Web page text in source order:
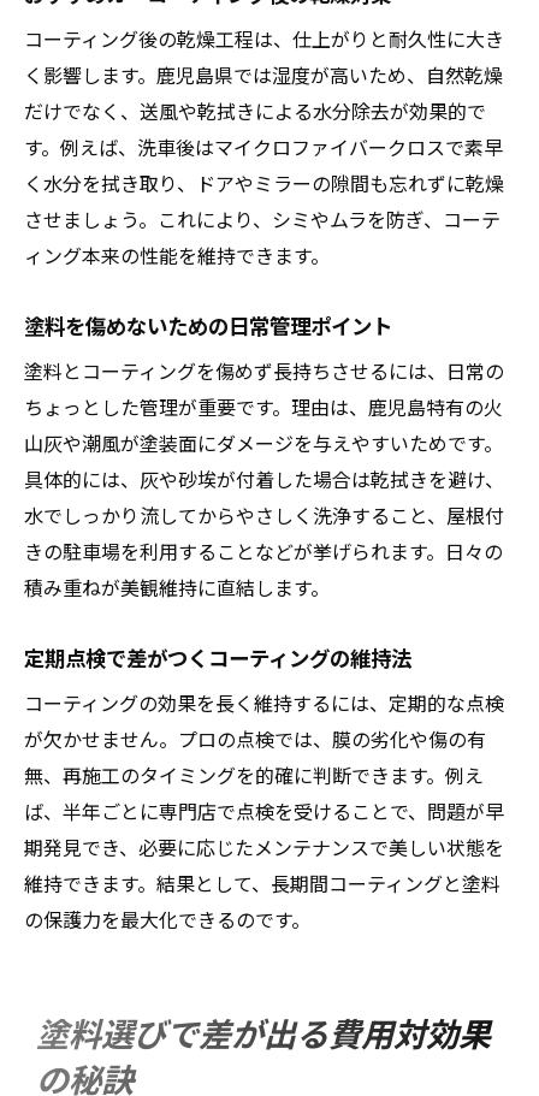
コーティング後の乾燥工程は、仕上がりと耐久性に大き
く影響します。鹿児島県では湿度が高いため、自然乾燥
だけでなく、送風や乾拭きによる水分除去が効果的で
す。例えば、洗車後はマイクロファイバークロスで素早
く水分を拭き取り、ドアやミラーの隙間も忘れずに乾燥
させましょう。これにより、シミやムラを防ぎ、コーテ
ィング本来の性能を維持できます。
塗料を傷めないための日常管理ポイント
塗料とコーティングを傷めず長持ちさせるには、日常の
ちょっとした管理が重要です。理由は、鹿児島特有の火
山灰や潮風が塗装面にダメージを与えやすいためです。
具体的には、灰や砂埃が付着した場合は乾拭きを避け、
水でしっかり流してからやさしく洗浄すること、屋根付
きの駐車場を利用することなどが挙げられます。日々の
積み重ねが美観維持に直結します。
定期点検で差がつくコーティングの維持法
コーティングの効果を長く維持するには、定期的な点検
が欠かせません。プロの点検では、膜の劣化や傷の有
無、再施工のタイミングを的確に判断できます。例え
ば、半年ごとに専門店で点検を受けることで、問題が早
期発見でき、必要に応じたメンテナンスで美しい状態を
維持できます。結果として、長期間コーティングと塗料
の保護力を最大化できるのです。
塗料選びで差が出る費用対効果
の秘訣